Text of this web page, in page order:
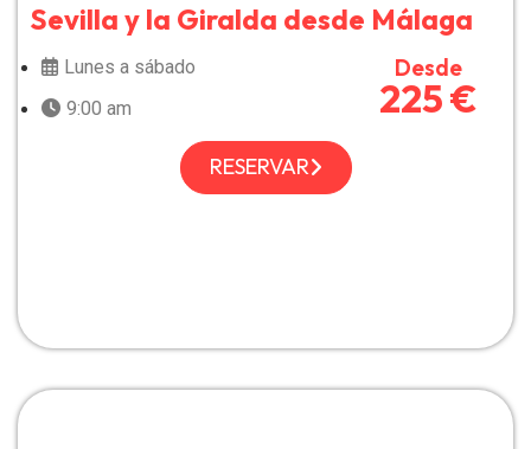
Sevilla y la Giralda desde Málaga
Lunes a sábado
9:00 am
Desde
225 €
RESERVAR